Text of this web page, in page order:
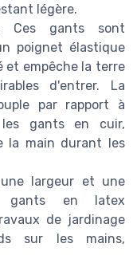
légère.
gants sont
poignet élastique
et empêche la terre
d'entrer. La
par rapport à
les gants en cuir,
la main durant les
largeur et une
gants en latex
de jardinage
sur les mains,